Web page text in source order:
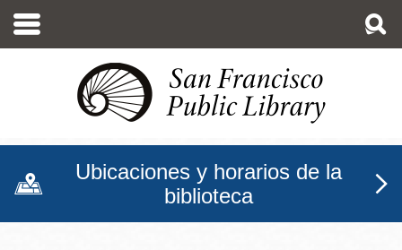
contenido
Ubicaciones y horarios de la
biblioteca